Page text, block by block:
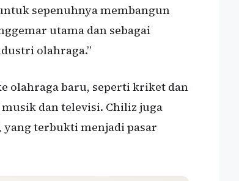
sepenuhnya membangun
utama dan sebagai
olahraga.”
olahraga baru, seperti kriket dan
dan televisi. Chiliz juga
terbukti menjadi pasar